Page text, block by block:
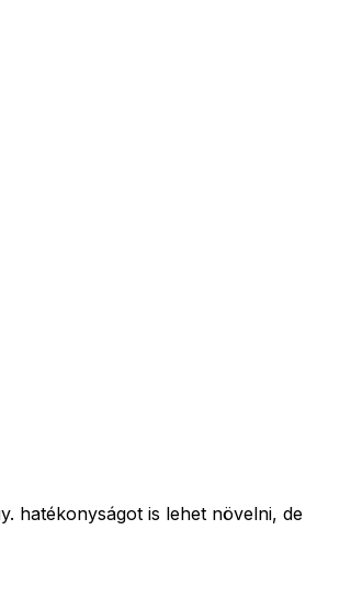
hatékonyságot is lehet növelni, de